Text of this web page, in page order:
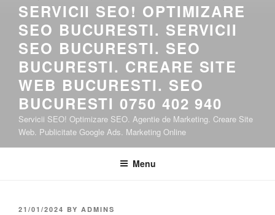
SERVICII SEO! OPTIMIZARE
SEO BUCURESTI. SERVICII
SEO BUCURESTI. SEO
BUCURESTI. CREARE SITE
WEB BUCURESTI. SEO
BUCURESTI 0750 402 940
Servicii SEO! Optimizare SEO. Agentie de Marketing. Creare Site
Web. Publicitate Google Ads. Marketing Online
Menu
21/01/2024 BY ADMINS